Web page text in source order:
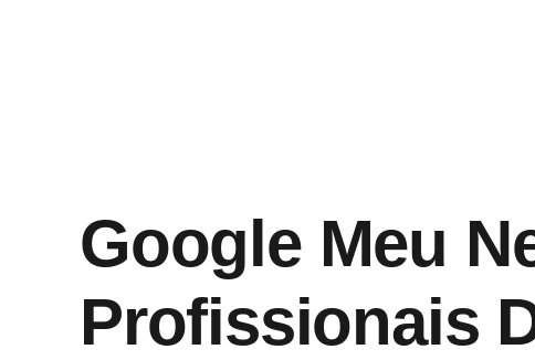
Google Meu
Profissionais